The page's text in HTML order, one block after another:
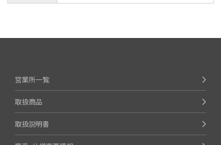
営業所一覧
取扱商品
取扱説明書